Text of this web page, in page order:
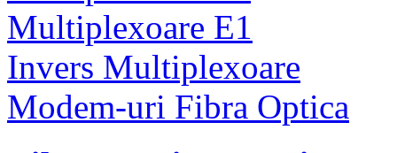
Multiplexoare E1
Invers Multiplexoare
Modem-uri Fibra Optica